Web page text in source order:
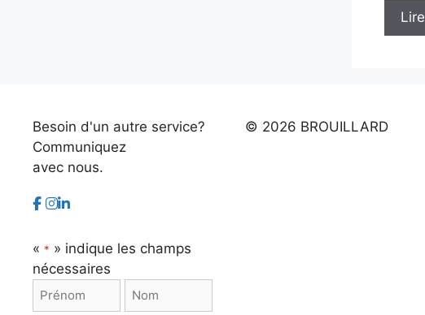
Lire
Besoin d'un autre service?
Communiquez
avec nous.
« * » indique les champs
nécessaires
Nom *
© 2026 BROUILLARD